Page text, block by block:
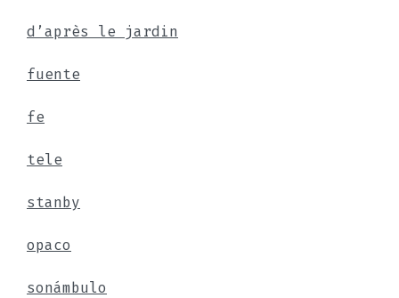
d’après le jardin
fuente
fe
tele
stanby
opaco
sonámbulo